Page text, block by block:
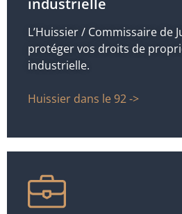
L’Huissier / Commissaire de
protéger vos droits de
industrielle.
Huissier dans le 92 ->